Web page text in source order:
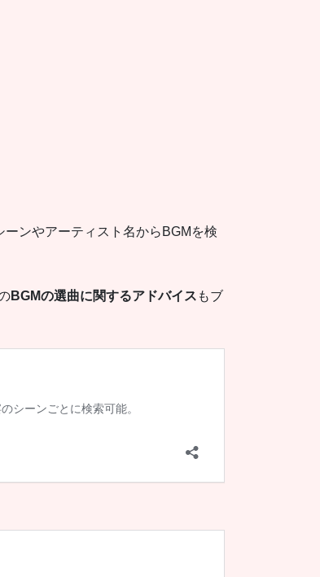
ーンやアーティスト名からBGMを検
BGMの選曲に関するアドバイス もブ